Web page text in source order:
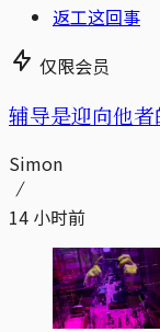
返工这回事
仅限会员
辅导是迎向他
Simon
14 小时前